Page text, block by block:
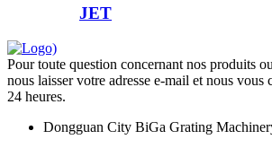
JET
Pour toute question concernant nos produits
nous laisser votre adresse e-mail et nous vous
24 heures.
Dongguan City BiGa Grating